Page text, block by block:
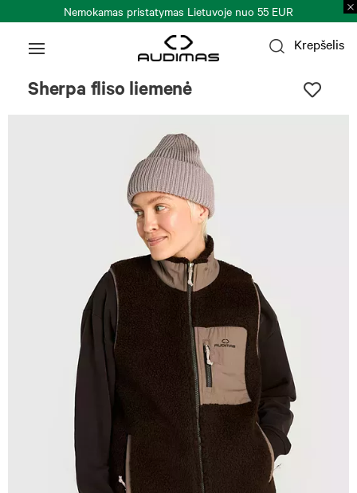
Nemokamas pristatymas Lietuvoje nuo 55 EUR
Krepšelis
Sherpa fliso liemenė